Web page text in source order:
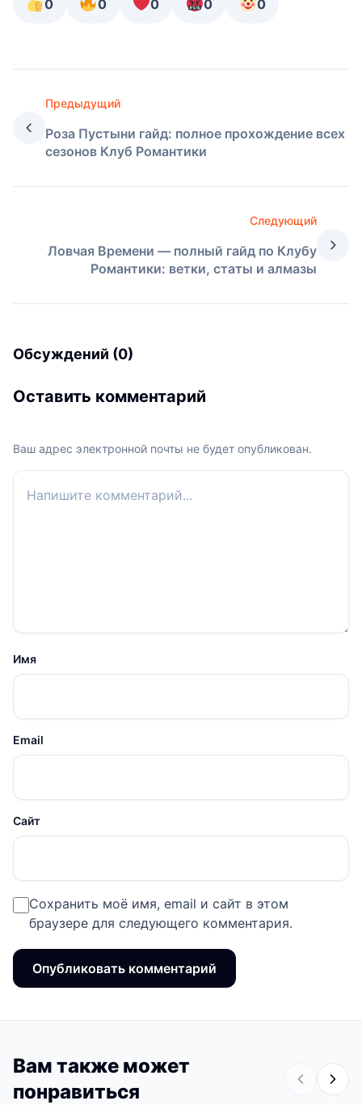
0 0 0 0 0
Предыдущий
Роза Пустыни гайд: полное прохождение всех
сезонов Клуб Романтики
Следующий
Ловчая Времени — полный гайд по Клубу
Романтики: ветки, статы и алмазы
Обсуждений (0)
Оставить комментарий
Ваш адрес электронной почты не будет опубликован.
Ваш комментарий
Имя
Email
Сайт
Сохранить моё имя, email и сайт в этом
браузере для следующего комментария.
Вам также может
понравиться